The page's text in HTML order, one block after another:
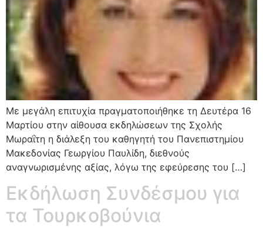
Με μεγάλη επιτυχία πραγματοποιήθηκε τη Δευτέρα 16
Μαρτίου στην αίθουσα εκδηλώσεων της Σχολής
Μωραΐτη η διάλεξη του καθηγητή του Πανεπιστημίου
Μακεδονίας Γεωργίου Παυλίδη, διεθνούς
αναγνωρισμένης αξίας, λόγω της εφεύρεσης του […]
Εκδήλωση Συνδέσμου για
τα Τουρκοβούνια